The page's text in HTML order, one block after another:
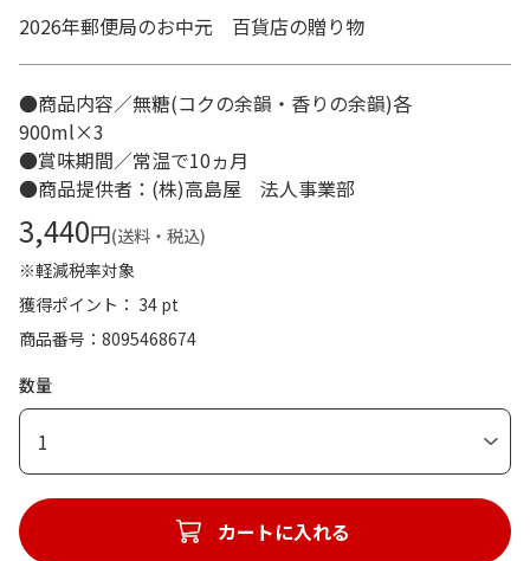
2026年郵便局のお中元 百貨店の贈り物
●商品内容／無糖(コクの余韻・香りの余韻)各
900ml×3
●賞味期間／常温で10ヵ月
●商品提供者：(株)高島屋 法人事業部
3,440円(送料・税込)
※軽減税率対象
獲得ポイント： 34 pt
商品番号
8095468674
数量
1
カートに入れる